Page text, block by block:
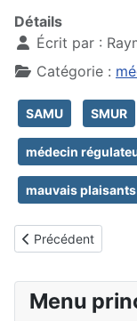
Détails
Écrit par :
Catégorie :
SAMU SMUR
médecin
mauvais plaisants
Article précédent :
Précédent
Menu